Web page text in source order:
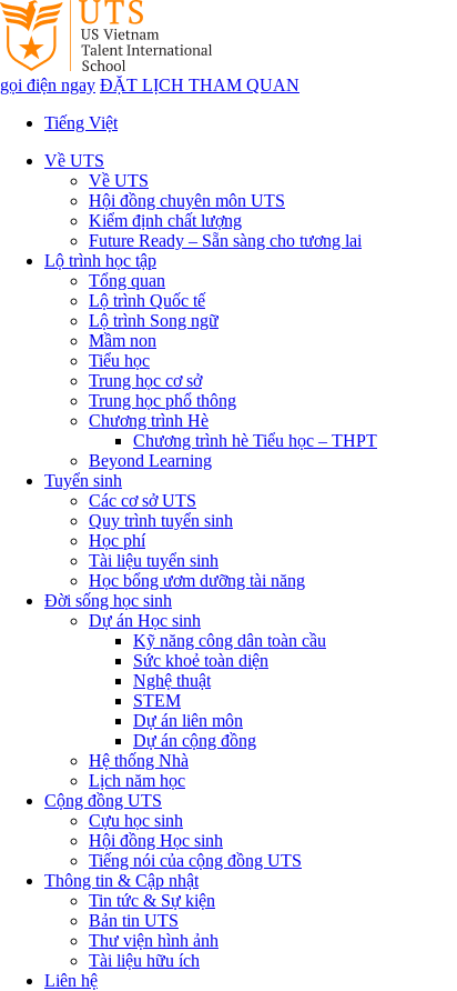
gọi điện ngay ĐẶT LỊCH THAM QUAN
Tiếng Việt
Về UTS
Về UTS
Hội đồng chuyên môn UTS
Kiểm định chất lượng
Future Ready – Sẵn sàng cho tương lai
Lộ trình học tập
Tổng quan
Lộ trình Quốc tế
Lộ trình Song ngữ
Mầm non
Tiểu học
Trung học cơ sở
Trung học phổ thông
Chương trình Hè
Chương trình hè Tiểu học – THPT
Beyond Learning
Tuyển sinh
Các cơ sở UTS
Quy trình tuyển sinh
Học phí
Tài liệu tuyển sinh
Học bổng ươm dưỡng tài năng
Đời sống học sinh
Dự án Học sinh
Kỹ năng công dân toàn cầu
Sức khoẻ toàn diện
Nghệ thuật
STEM
Dự án liên môn
Dự án cộng đồng
Hệ thống Nhà
Lịch năm học
Cộng đồng UTS
Cựu học sinh
Hội đồng Học sinh
Tiếng nói của cộng đồng UTS
Thông tin & Cập nhật
Tin tức & Sự kiện
Bản tin UTS
Thư viện hình ảnh
Tài liệu hữu ích
Liên hệ